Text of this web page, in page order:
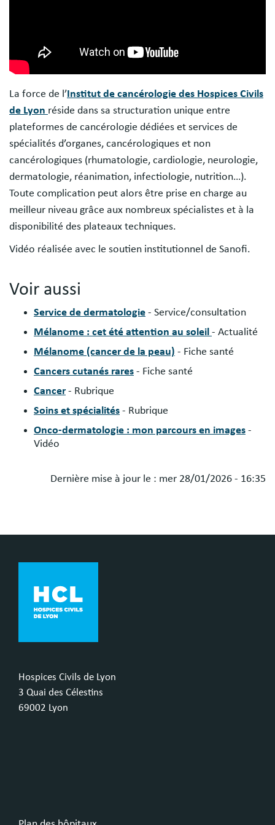
La force de l’ Institut de cancérologie des Hospices Civils
de Lyon réside dans sa structuration unique entre
plateformes de cancérologie dédiées et services de
spécialités d’organes, cancérologiques et non
cancérologiques (rhumatologie, cardiologie, neurologie,
dermatologie, réanimation, infectiologie, nutrition…).
Toute complication peut alors être prise en charge au
meilleur niveau grâce aux nombreux spécialistes et à la
disponibilité des plateaux techniques.
Vidéo réalisée avec le soutien institutionnel de Sanofi.
Voir aussi
Service de dermatologie - Service/consultation
Mélanome : cet été attention au soleil - Actualité
Mélanome (cancer de la peau) - Fiche santé
Cancers cutanés rares - Fiche santé
Cancer - Rubrique
Soins et spécialités - Rubrique
Onco-dermatologie : mon parcours en images -
Vidéo
Dernière mise à jour le : mer 28/01/2026 - 16:35
Hospices Civils de Lyon
3 Quai des Célestins
69002 Lyon